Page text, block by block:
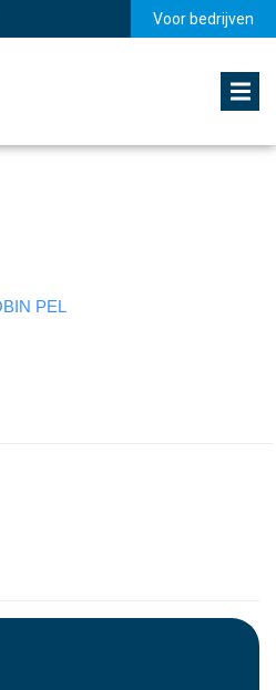
Voor bedrijven
PEL